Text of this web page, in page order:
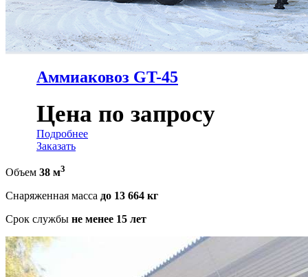
Аммиаковоз GT-45
Цена по запросу
Подробнее
Заказать
Объем 38 м3
Снаряженная масса до 13 664 кг
Срок службы не менее 15 лет